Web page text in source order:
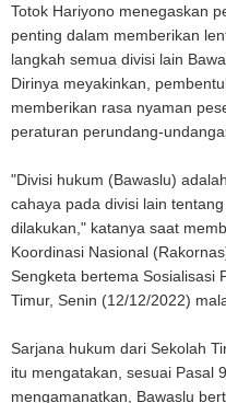
Totok Hariyono menegaskan
penting dalam memberikan
langkah semua divisi lain
Dirinya meyakinkan,
memberikan rasa nyaman
peraturan perundang-
"Divisi hukum (Bawaslu)
cahaya pada divisi lain
dilakukan," katanya saat
Koordinasi Nasional
Sengketa bertema Sosialisasi
Timur, Senin (12/12/2022)
Sarjana hukum dari Sekolah
itu mengatakan, sesuai Pasal
mengamanatkan, Bawaslu